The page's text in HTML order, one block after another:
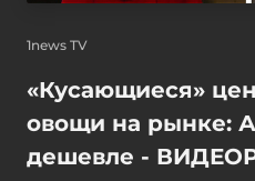
1news TV
«Кусающиеся»
овощи на рынке:
дешевле -